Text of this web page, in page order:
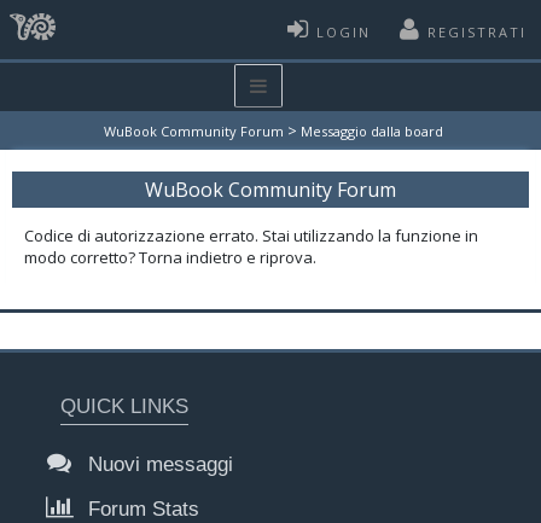
LOGIN REGISTRATI
WuBook Community Forum > Messaggio dalla board
WuBook Community Forum
Codice di autorizzazione errato. Stai utilizzando la funzione in
modo corretto? Torna indietro e riprova.
QUICK LINKS
Nuovi messaggi
Forum Stats